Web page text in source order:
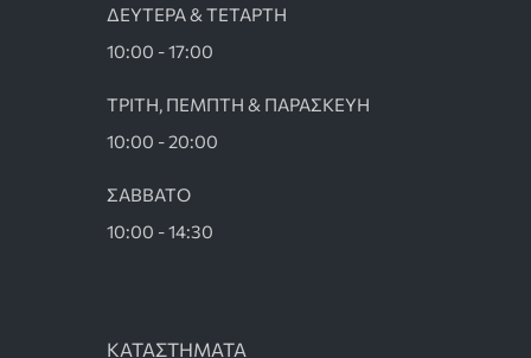
ΚΑΤΑΣΤΗΜΑΤΑ
ΔΕΥΤΕΡΑ & ΤΕΤΑΡΤΗ
10:00 - 17:00
ΤΡΙΤΗ, ΠΕΜΠΤΗ & ΠΑΡΑΣΚΕΥΗ
10:00 - 20:00
ΣΑΒΒΑΤΟ
10:00 - 14:30